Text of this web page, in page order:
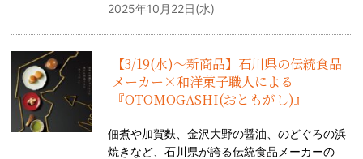
2025年10月22日(水)
【3/19(水)〜新商品】石川県の伝統食品
メーカー×和洋菓子職人による
『OTOMOGASHI(おともがし)』
佃煮や加賀麩、金沢大野の醤油、のどぐろの浜
焼きなど、石川県が誇る伝統食品メーカーの